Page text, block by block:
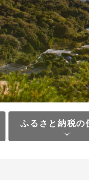
ふるさと納税の